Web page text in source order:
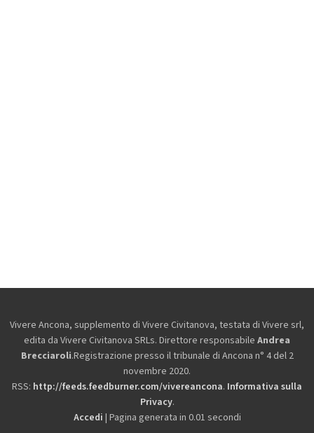
Vivere Ancona, supplemento di Vivere Civitanova, testata di Vivere srl,
edita da Vivere Civitanova SRLs. Direttore responsabile Andrea
Brecciaroli.Registrazione presso il tribunale di Ancona n° 4 del 2
novembre 2020.
RSS: http://feeds.feedburner.com/vivereancona. Informativa sulla
Privacy.
Accedi | Pagina generata in 0.01 secondi